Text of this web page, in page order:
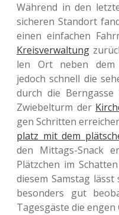
Wäh­rend in den
siche­ren Stand­ort
einen ein­fa­chen
Kreis­ver­wal­tung
len Ort neben dem
jedoch schnell die
durch die
Zwie­bel­turm der
gen Schrit­ten
platz mit dem
den Mit­tags-Snack
Plätz­chen im
diesem Sams­tag
beson­ders gut
Tages­gäs­te die engen